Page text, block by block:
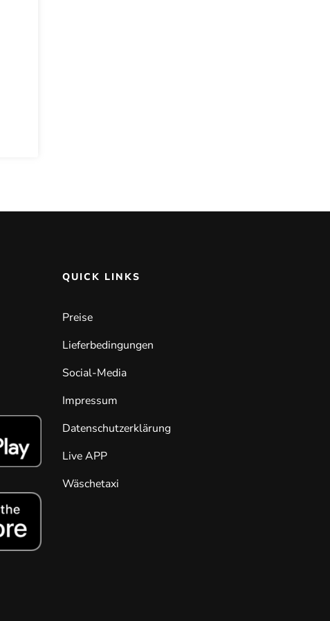
QUICK LINKS
Preise
Lieferbedingungen
Social-Media
Impressum
Datenschutzerklärung
Live APP
Wäschetaxi